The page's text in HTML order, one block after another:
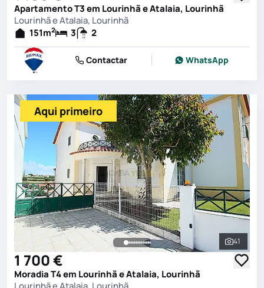
Apartamento T3 em Lourinhã e Atalaia, Lourinhã
Lourinhã e Atalaia, Lourinhã
151m2 3 2
Contactar WhatsApp
Ver
41
Aqui primeiro
1 700 €
Moradia T4 em Lourinhã e Atalaia, Lourinhã